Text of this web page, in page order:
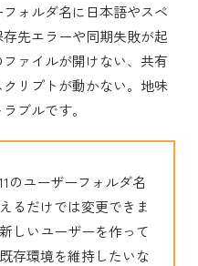
ォルダ名に日本語やスペ
先エラーや同期失敗が起
ァイルが開けない、共有
リプトが動かない。地味
ブルです。
のユーザーフォルダ名
るだけでは変更できま
しいユーザーを作って
存環境を維持したいな